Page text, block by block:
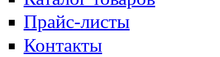
Прайс-листы
Контакты